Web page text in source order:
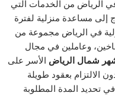
الرياض من الخدمات التي
إلى مساعدة منزلية لفترة
في الرياض مجموعة من
وعاملين في مجال
شمال الرياض الأسر على
بعقود طويلة
تحديد المدة المطلوبة